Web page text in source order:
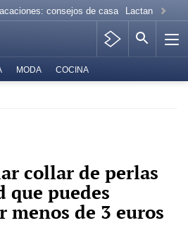
consejos de casa Lactancia
MODA COCINA
collar de perlas
que puedes
menos de 3 euros